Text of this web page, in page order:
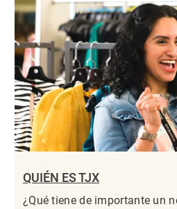
QUIÉN ES TJX
¿Qué tiene de importante un